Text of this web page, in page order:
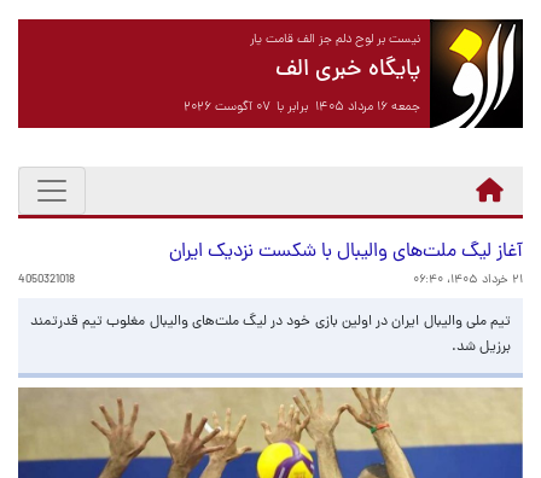
نیست بر لوح دلم جز الف قامت یار
پایگاه خبری الف
جمعه ۱۶ مرداد ۱۴۰۵ برابر با ۰۷ آگوست ۲۰۲۶
آغاز لیگ ملت‌های والیبال با شکست نزدیک ایران
۲۱ خرداد ۱۴۰۵، ۰۶:۴۰ 4050321018
تیم ملی والیبال ایران در اولین بازی خود در لیگ ملت‌های والیبال مغلوب تیم قدرتمند
برزیل شد.